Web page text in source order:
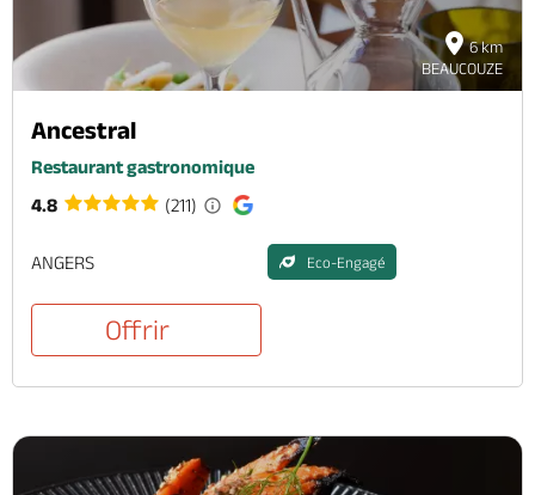
6 km
BEAUCOUZE
Ancestral
Restaurant gastronomique
4.8
(211)
ANGERS Eco-Engagé
Offrir